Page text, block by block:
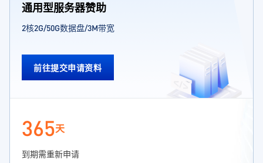
通用型服务器赞助
2核2G/50G数据盘/3M带宽
前往提交申请资料
365天
到期需重新申请